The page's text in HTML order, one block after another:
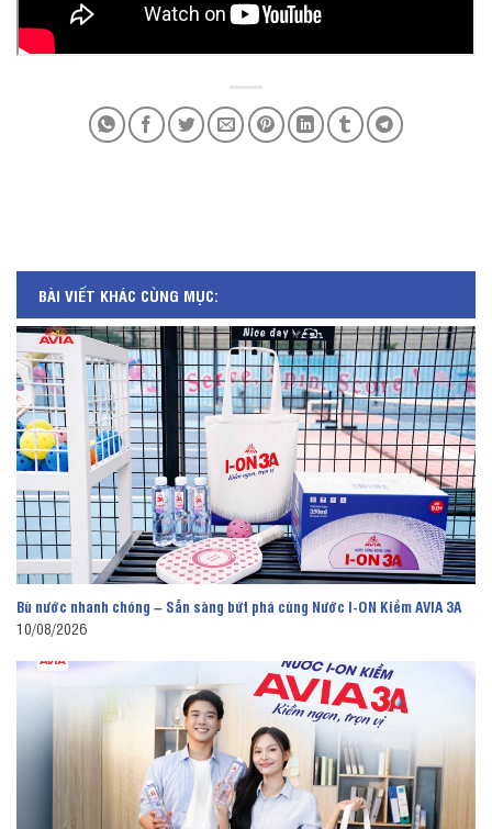
BÀI VIẾT KHÁC CÙNG MỤC:
Bù nước nhanh chóng – Sẵn sàng bứt phá cùng Nước I-ON Kiềm AVIA 3A
10/08/2026